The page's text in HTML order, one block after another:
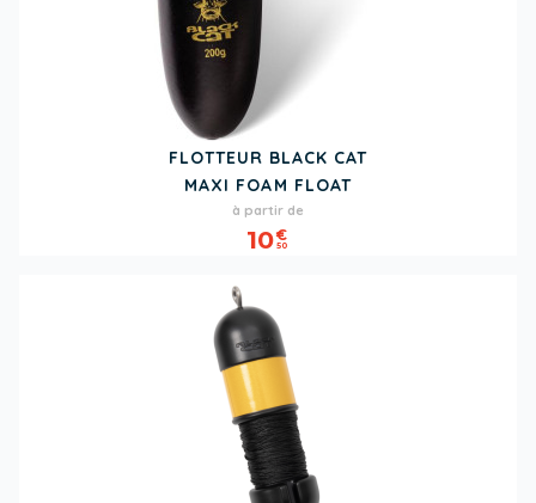
FLOTTEUR BLACK CAT
MAXI FOAM FLOAT
Prix
à partir de
10€
50